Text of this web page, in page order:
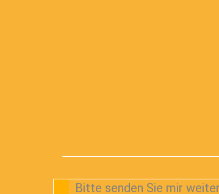
Bitte senden Sie mir